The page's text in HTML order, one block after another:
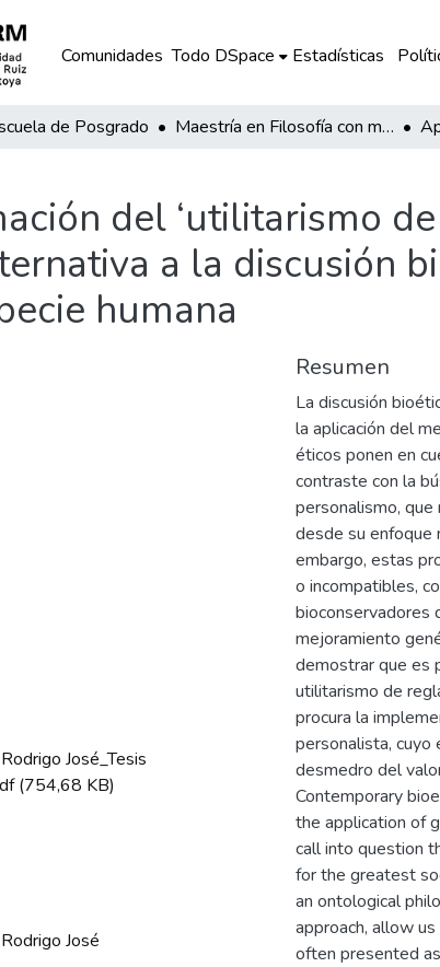
Comunidades Todo DSpace Estadísticas
de Posgrado Maestría en Filosofía con mención en Ética y Política
del ‘utilitarismo
a la discusión
humana
José_Tesis
(754,68 KB)
José
Resumen
La discusión
la aplicación del
éticos ponen en
contraste con la
personalismo,
desde su enfoque
embargo, estas
o incompatibles,
bioconservadores
mejoramiento
demostrar que es
utilitarismo de
procura la
personalista, cuyo
desmedro del
Contemporary
the application of
call into question
for the greatest
an ontological
approach, allow
often presented